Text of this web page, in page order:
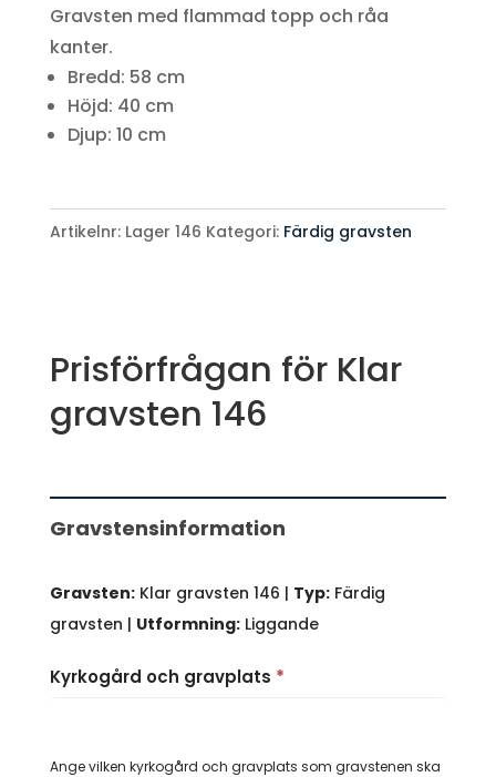
Gravsten med flammad topp och råa
kanter.
Bredd: 58 cm
Höjd: 40 cm
Djup: 10 cm
Artikelnr: Lager 146 Kategori: Färdig gravsten
Prisförfrågan för Klar
gravsten 146
Prisförfrågan
-
gravsten
Gravstensinformation
Gravsten:Klar gravsten 146 | Typ:Färdig
gravsten | Utformning:Liggande
Kyrkogård och gravplats *
Ange vilken kyrkogård och gravplats som gravstenen ska